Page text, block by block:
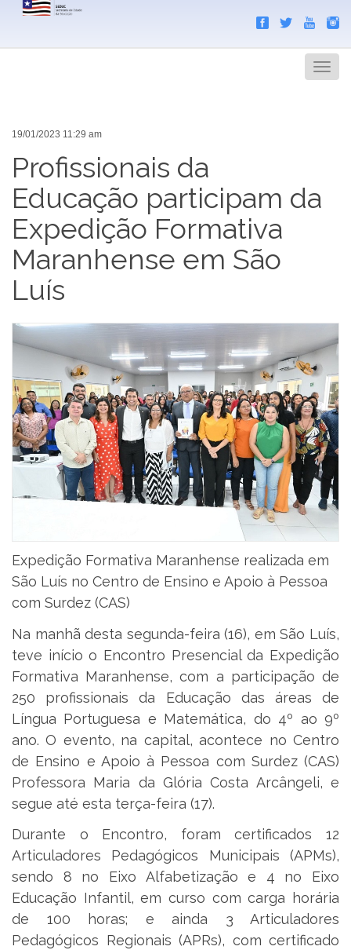
Menu
19/01/2023 11:29 am
Profissionais da
Educação participam da
Expedição Formativa
Maranhense em São
Luís
Expedição Formativa Maranhense realizada em
São Luís no Centro de Ensino e Apoio à Pessoa
com Surdez (CAS)
Na manhã desta segunda-feira (16), em São Luís,
teve início o Encontro Presencial da Expedição
Formativa Maranhense, com a participação de
250 profissionais da Educação das áreas de
Língua Portuguesa e Matemática, do 4º ao 9º
ano. O evento, na capital, acontece no Centro
de Ensino e Apoio à Pessoa com Surdez (CAS)
Professora Maria da Glória Costa Arcângeli, e
segue até esta terça-feira (17).
Durante o Encontro, foram certificados 12
Articuladores Pedagógicos Municipais (APMs),
sendo 8 no Eixo Alfabetização e 4 no Eixo
Educação Infantil, em curso com carga horária
de 100 horas; e ainda 3 Articuladores
Pedagógicos Regionais (APRs), com certificado